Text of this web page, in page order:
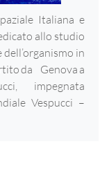
Italiana e
allo studio
in
da Genova a
impegnata
Vespucci –